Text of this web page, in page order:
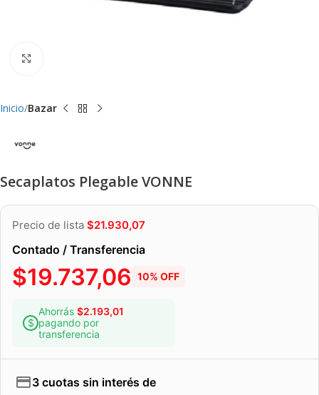
Inicio Bazar
Secaplatos Plegable VONNE
Precio de lista $21.930,07
Contado / Transferencia
$19.737,06 10% OFF
Ahorrás $2.193,01
pagando por
transferencia
3 cuotas sin interés de